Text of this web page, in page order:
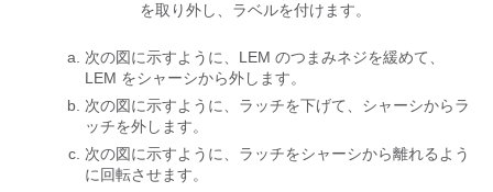
を取り外し、ラベルを付けます。
次の図に示すように、LEM のつまみネジを緩めて、
LEM をシャーシから外します。
次の図に示すように、ラッチを下げて、シャーシからラ
ッチを外します。
次の図に示すように、ラッチをシャーシから離れるよう
に回転させます。